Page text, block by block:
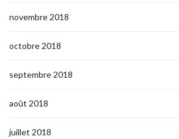
novembre 2018
octobre 2018
septembre 2018
août 2018
juillet 2018